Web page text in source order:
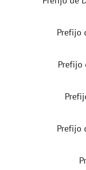
Prefijo
Prefijo
Prefijo